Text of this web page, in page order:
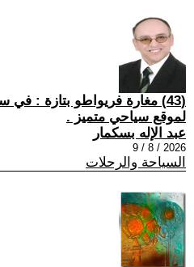
(43) مغارة فريواطو بتازة : في
لموقع سياحي متميز .
عبد الإله بسكمار
2026 / 8 / 9
السياحة والرحلات